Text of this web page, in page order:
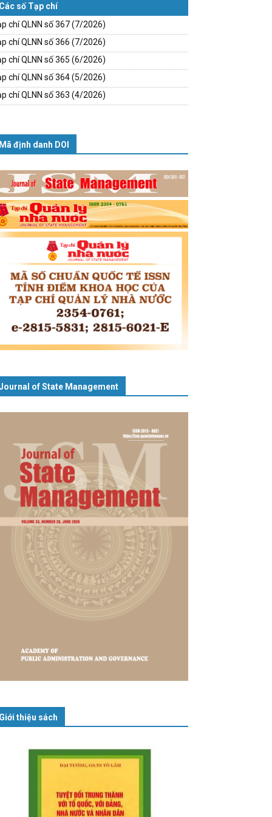
Các số Tạp chí
chí QLNN số 367 (7/2026)
chí QLNN số 366 (7/2026)
chí QLNN số 365 (6/2026)
chí QLNN số 364 (5/2026)
chí QLNN số 363 (4/2026)
Mã định danh DOI
of State Management
Giới thiệu sách